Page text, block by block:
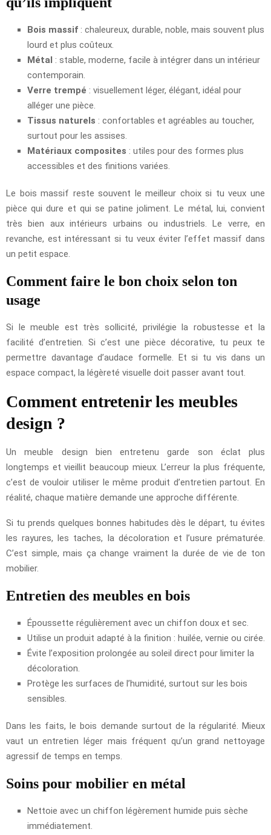
Bois massif : chaleureux, durable, noble, mais souvent plus
lourd et plus coûteux.
Métal : stable, moderne, facile à intégrer dans un intérieur
contemporain.
Verre trempé : visuellement léger, élégant, idéal pour
alléger une pièce.
Tissus naturels : confortables et agréables au toucher,
surtout pour les assises.
Matériaux composites : utiles pour des formes plus
accessibles et des finitions variées.
Le bois massif reste souvent le meilleur choix si tu veux une
pièce qui dure et qui se patine joliment. Le métal, lui, convient
très bien aux intérieurs urbains ou industriels. Le verre, en
revanche, est intéressant si tu veux éviter l’effet massif dans
un petit espace.
Comment faire le bon choix selon ton
usage
Si le meuble est très sollicité, privilégie la robustesse et la
facilité d’entretien. Si c’est une pièce décorative, tu peux te
permettre davantage d’audace formelle. Et si tu vis dans un
espace compact, la légèreté visuelle doit passer avant tout.
Comment entretenir les meubles
design ?
Un meuble design bien entretenu garde son éclat plus
longtemps et vieillit beaucoup mieux. L’erreur la plus fréquente,
c’est de vouloir utiliser le même produit d’entretien partout. En
réalité, chaque matière demande une approche différente.
Si tu prends quelques bonnes habitudes dès le départ, tu évites
les rayures, les taches, la décoloration et l’usure prématurée.
C’est simple, mais ça change vraiment la durée de vie de ton
mobilier.
Entretien des meubles en bois
Époussette régulièrement avec un chiffon doux et sec.
Utilise un produit adapté à la finition : huilée, vernie ou cirée.
Évite l’exposition prolongée au soleil direct pour limiter la
décoloration.
Protège les surfaces de l’humidité, surtout sur les bois
sensibles.
Dans les faits, le bois demande surtout de la régularité. Mieux
vaut un entretien léger mais fréquent qu’un grand nettoyage
agressif de temps en temps.
Soins pour mobilier en métal
Nettoie avec un chiffon légèrement humide puis sèche
immédiatement.